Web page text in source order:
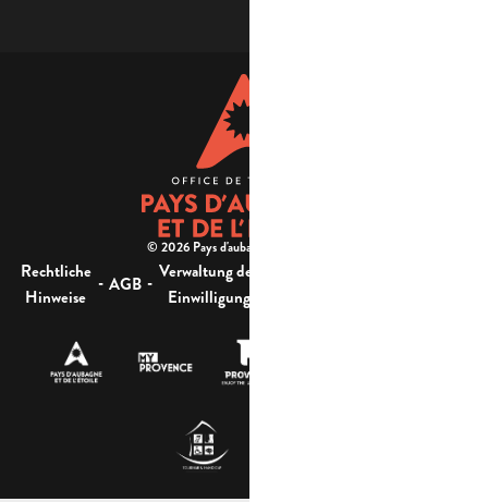
© 2026 Pays d'aubagne et de l'étoile -
Rechtliche
Hinweise
- AGB - Verwaltung der
Einwilligung